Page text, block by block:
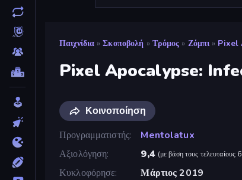
Παιχνίδια » Σκοποβολή » Τρόμος » Ζόμπι » Pixel
Pixel Apocalypse:
Κοινοποίηση
Προγραμματιστής
Mentolatux
Αξιολόγηση
9,4 (με βάση τους τελευταίους
Κυκλοφόρησε
Μάρτιος 2019